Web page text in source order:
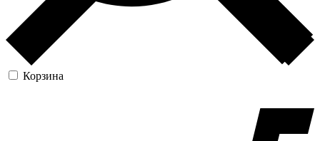
Корзина